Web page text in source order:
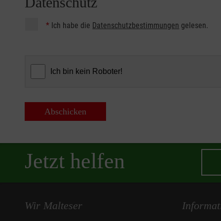
* Ich habe die Datenschutzbestimmungen gelesen.
Abschicken
Jetzt helfen
Wir Malteser